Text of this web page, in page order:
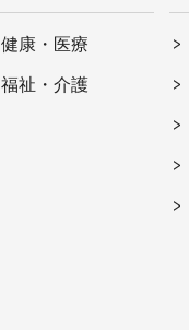
健康・医療
福祉・介護